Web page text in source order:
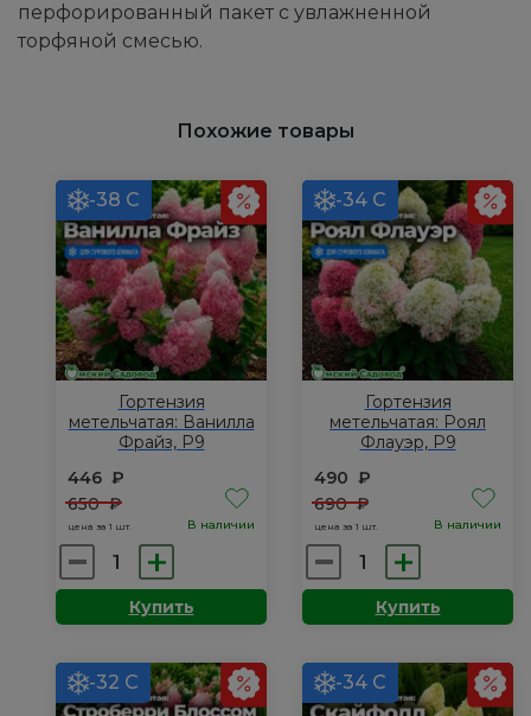
перфорированный пакет с увлажненной
торфяной смесью.
Похожие товары
-38 С
Гортензия
метельчатая: Ванилла
Фрайз, Р9
446 ₽
650₽
цена за 1 шт. В наличии
Количество
товара
Гортензия
Ванилла
Фрайз,
Купить
-34 С
Гортензия
метельчатая: Роял
Флауэр, Р9
490 ₽
690₽
цена за 1 шт. В наличии
Количество
товара
Гортензия
Роял
Флауэр,
Купить
-32 С -34 С